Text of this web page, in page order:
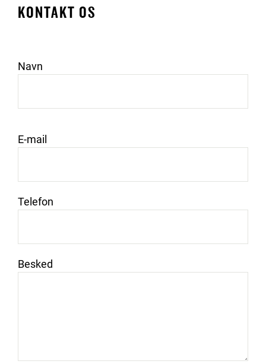
KONTAKT OS
Navn
E-mail
Telefon
Besked